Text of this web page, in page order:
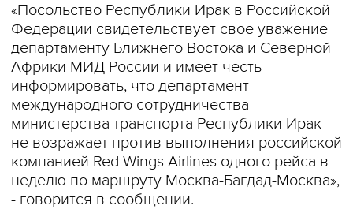
«Посольство Республики Ирак в Российской
Федерации свидетельствует свое уважение
департаменту Ближнего Востока и Северной
Африки МИД России и имеет честь
информировать, что департамент
международного сотрудничества
министерства транспорта Республики Ирак
не возражает против выполнения российской
компанией Red Wings Airlines одного рейса в
неделю по маршруту Москва-Багдад-Москва»,
- говорится в сообщении.